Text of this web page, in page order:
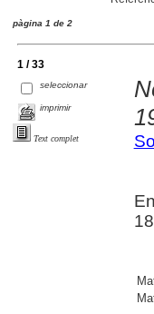
pàgina 1 de 2
1 / 33
seleccionar
imprimir
Text complet